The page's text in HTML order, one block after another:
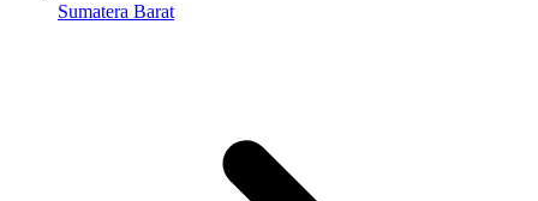
Sumatera Barat